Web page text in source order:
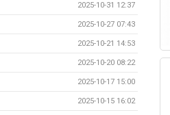
2025-10-31 12:37
2025-10-27 07:43
2025-10-21 14:53
2025-10-20 08:22
2025-10-17 15:00
2025-10-15 16:02